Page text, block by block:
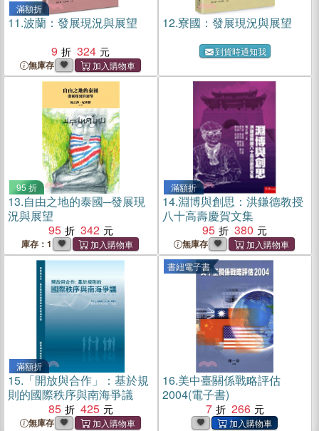
滿額折
11.波蘭：發展現況與展望
9
324
無庫存
12.寮國：發展現況與展望
到貨時通知我
95 折
13.自由之地的泰國─發展現
況與展望
95
342
庫存：1
滿額折
14.淵博與創思：洪鎌德教授
八十高壽慶賀文集
95
380
無庫存
滿額折
15. 「開放與合作」：基於規
則的國際秩序與南海爭議
85
425
無庫存
書紐電子書
16.美中臺關係戰略評估
2004(電子書)
7
266